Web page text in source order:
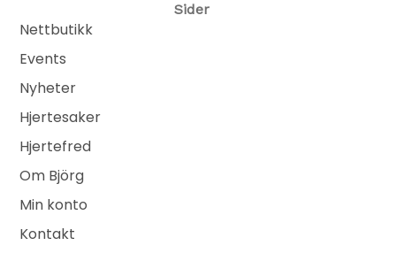
Sider
Nettbutikk
Events
Nyheter
Hjertesaker
Hjertefred
Om Björg
Min konto
Kontakt